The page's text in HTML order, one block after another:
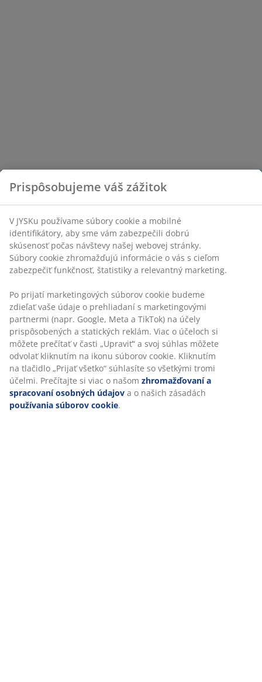
Prispôsobujeme váš zážitok
V JYSKu používame súbory cookie a mobilné
identifikátory, aby sme vám zabezpečili dobrú
skúsenosť počas návštevy našej webovej stránky.
Súbory cookie zhromažďujú informácie o vás s cieľom
zabezpečiť funkčnosť, štatistiky a relevantný marketing.
Po prijatí marketingových súborov cookie budeme
zdieľať vaše údaje o prehliadaní s marketingovými
partnermi (napr. Google, Meta a TikTok) na účely
prispôsobených a statických reklám. Viac o účeloch si
môžete prečítať v časti „Upraviť“ a svoj súhlas môžete
odvolať kliknutím na ikonu súborov cookie. Kliknutím
na tlačidlo „Prijať všetko“ súhlasíte so všetkými tromi
účelmi. Prečítajte si viac o našom zhromažďovaní a
spracovaní osobných údajov a o našich zásadách
používania súborov cookie.